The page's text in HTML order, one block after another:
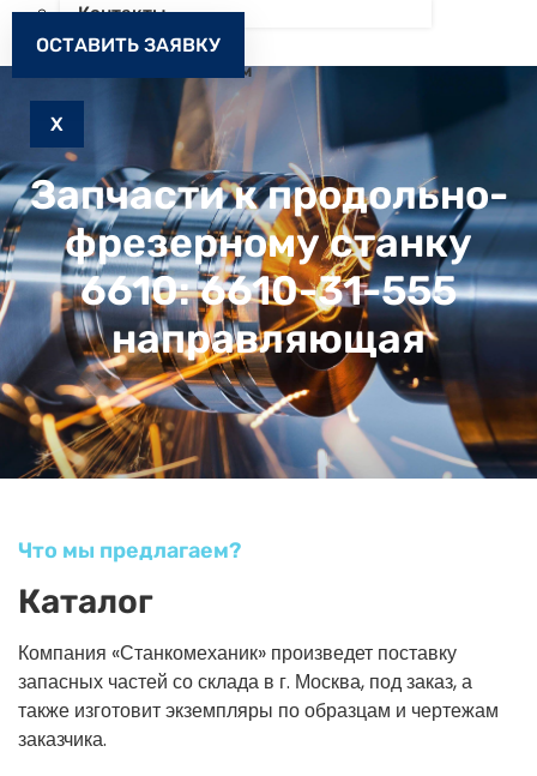
Контакты
Как заказать
Запчасти к станкам
X
ОСТАВИТЬ ЗАЯВКУ
Запчасти к продольно-
фрезерному станку
6610: 6610-31-555
направляющая
Что мы предлагаем?
Каталог
Компания «Станкомеханик» произведет поставку
запасных частей со склада в г. Москва, под заказ, а
также изготовит экземпляры по образцам и чертежам
заказчика.